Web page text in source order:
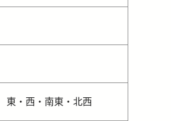
東・西・南東・北西